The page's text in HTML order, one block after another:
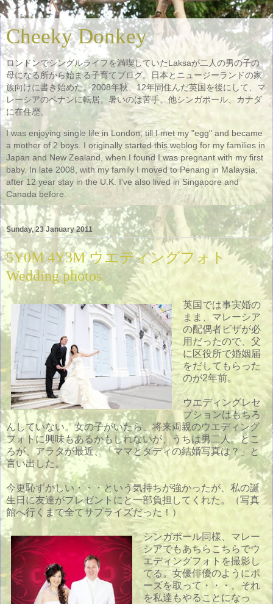
Cheeky Donkey
ロンドンでシングルライフを満喫していたLaksaが二人の男の子の
母になる所から始まる子育てブログ。日本とニュージーランドの家
族向けに書き始めた。2008年秋、12年間住んだ英国を後にして、マ
レーシアのペナンに転居。暑いのは苦手。他シンガポール、カナダ
に在住歴。
I was enjoying single life in London, till I met my "egg" and became
a mother of 2 boys. I originally started this weblog for my families in
Japan and New Zealand, when I found I was pregnant with my first
baby. In late 2008, with my family I moved to Penang in Malaysia,
after 12 year stay in the U.K. I've also lived in Singapore and
Canada before.
Sunday, 23 January 2011
5Y0M 4Y3M ウエディングフォト
Wedding photos
英国では事実婚の
まま、マレーシア
の配偶者ビザが必
用だったので、父
に区役所で婚姻届
をだしてもらった
のが2年前。
ウエディングレセ
プションはもちろ
んしていない。女の子がいたら、将来両親のウエディング
フォトに興味もあるかもしれないが、うちは男二人。とこ
ろが、アラタが最近、「ママとダディの結婚写真は？」と
言い出した。
今更恥ずかしい・・・という気持ちが強かったが、私の誕
生日に友達がプレゼントにと一部負担してくれた。（写真
館へ行くまで全てサプライズだった！）
シンガポール同様、マレー
シアでもあちらこちらでウ
エディングフォトを撮影し
てる。女優俳優のようにポ
ーズを取って・・・。それ
を私達もやることになっ